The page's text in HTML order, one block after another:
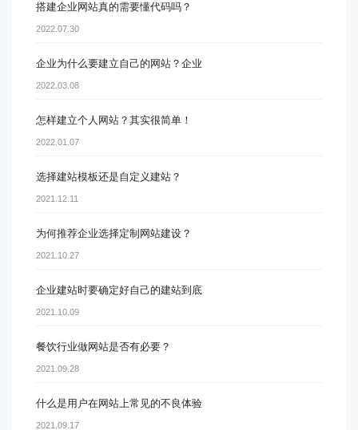
搭建企业网站真的需要懂代码吗？
2022.07.30
企业为什么要建立自己的网站？企业
2022.03.08
怎样建立个人网站？其实很简单！
2022.01.07
选择建站模板还是自定义建站？
2021.12.11
为何推荐企业选择定制网站建设？
2021.10.27
企业建站时要确定好自己的建站到底
2021.10.09
餐饮行业做网站是否有必要？
2021.09.28
什么是用户在网站上常见的不良体验
2021.09.17